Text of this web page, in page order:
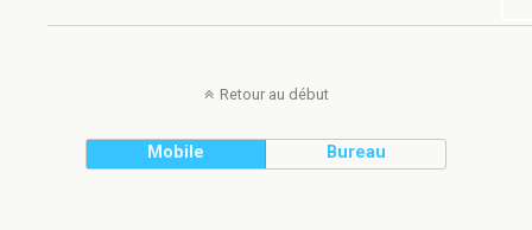
Retour au début
Mobile Bureau